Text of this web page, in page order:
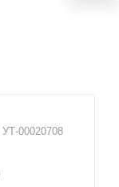
УТ-00020708